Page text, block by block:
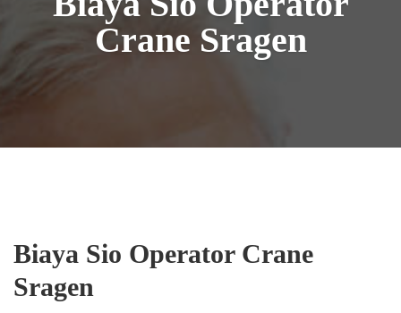
Crane Sragen
Biaya Sio Operator Crane
Sragen